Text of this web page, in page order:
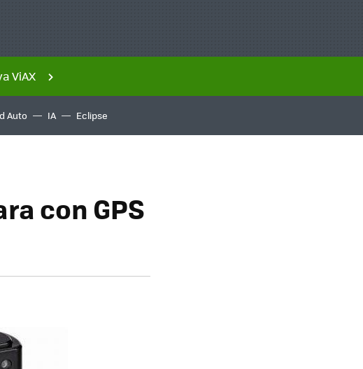
ViAX
Auto IA Eclipse
con GPS